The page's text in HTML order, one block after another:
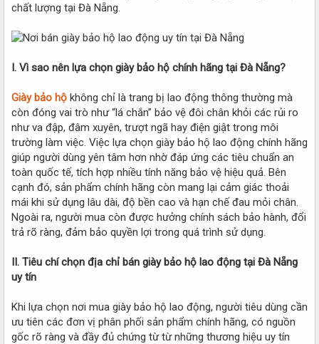
chất lượng tại Đà Nẵng.
I. Vì sao nên lựa chọn giày bảo hộ chính hãng tại Đà Nẵng?
Giày bảo hộ không chỉ là trang bị lao động thông thường mà
còn đóng vai trò như “lá chắn” bảo vệ đôi chân khỏi các rủi ro
như va đập, đâm xuyên, trượt ngã hay điện giật trong môi
trường làm việc. Việc lựa chọn giày bảo hộ lao động chính hãng
giúp người dùng yên tâm hơn nhờ đáp ứng các tiêu chuẩn an
toàn quốc tế, tích hợp nhiều tính năng bảo vệ hiệu quả. Bên
cạnh đó, sản phẩm chính hãng còn mang lại cảm giác thoải
mái khi sử dụng lâu dài, độ bền cao và hạn chế đau mỏi chân.
Ngoài ra, người mua còn được hưởng chính sách bảo hành, đổi
trả rõ ràng, đảm bảo quyền lợi trong quá trình sử dụng.
II. Tiêu chí chọn địa chỉ bán giày bảo hộ lao động tại Đà Nẵng
uy tín
Khi lựa chọn nơi mua giày bảo hộ lao động, người tiêu dùng cần
ưu tiên các đơn vị phân phối sản phẩm chính hãng, có nguồn
gốc rõ ràng và đầy đủ chứng từ từ những thương hiệu uy tín